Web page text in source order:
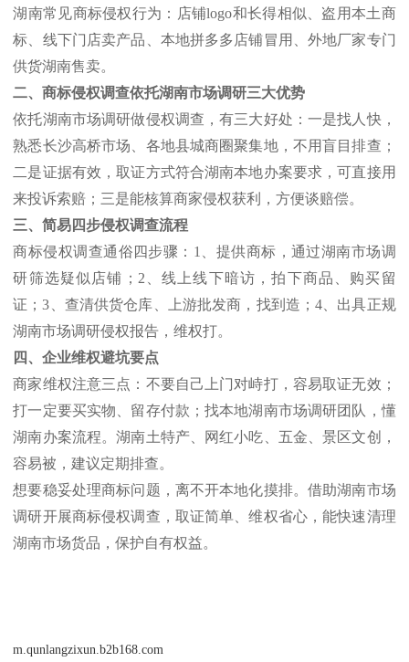
湖南常见商标侵权行为：店铺logo和长得相似、盗用本土商
标、线下门店卖产品、本地拼多多店铺冒用、外地厂家专门
供货湖南售卖。
二、商标侵权调查依托湖南市场调研三大优势
依托湖南市场调研做侵权调查，有三大好处：一是找人快，
熟悉长沙高桥市场、各地县城商圈聚集地，不用盲目排查；
二是证据有效，取证方式符合湖南本地办案要求，可直接用
来投诉索赔；三是能核算商家侵权获利，方便谈赔偿。
三、简易四步侵权调查流程
商标侵权调查通俗四步骤： 1、提供商标，通过湖南市场调
研筛选疑似店铺；2、线上线下暗访，拍下商品、购买留
证；3、查清供货仓库、上游批发商，找到造；4、出具正规
湖南市场调研侵权报告，维权打。
四、企业维权避坑要点
商家维权注意三点：不要自己上门对峙打，容易取证无效；
打一定要买实物、留存付款；找本地湖南市场调研团队，懂
湖南办案流程。湖南土特产、网红小吃、五金、景区文创，
容易被，建议定期排查。
想要稳妥处理商标问题，离不开本地化摸排。借助湖南市场
调研开展商标侵权调查，取证简单、维权省心，能快速清理
湖南市场货品，保护自有权益。
m.qunlangzixun.b2b168.com